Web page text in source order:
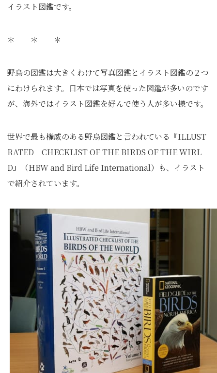
イラスト図鑑です。
＊ ＊ ＊
野鳥の図鑑は大きくわけて写真図鑑とイラスト図鑑の２つ
にわけられます。日本では写真を使った図鑑が多いのです
が、海外ではイラスト図鑑を好んで使う人が多い様です。
世界で最も権威のある野鳥図鑑と言われている『ILLUST
RATED CHECKLIST OF THE BIRDS OF THE WIRL
D』（HBW and Bird Life International）も、イラスト
で紹介されています。